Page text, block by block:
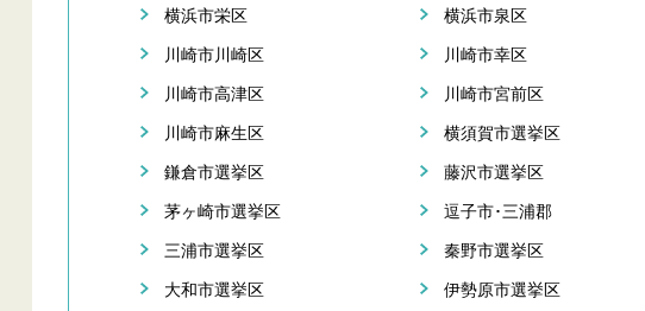
横浜市栄区 横浜市泉区
川崎市川崎区 川崎市幸区
川崎市高津区 川崎市宮前区
川崎市麻生区 横須賀市選挙区
鎌倉市選挙区 藤沢市選挙区
茅ヶ崎市選挙区 逗子市･三浦郡
三浦市選挙区 秦野市選挙区
大和市選挙区 伊勢原市選挙区